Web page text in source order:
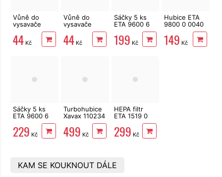
Vůně do
vysavače
Levandule 3
x 10 g
44 Kč
Vůně do
vysavače
Vanilka 3 x 10
g
44Kč
Sáčky 5 ks
ETA 9600 6
8010 eBag
Hygienic +
mikrofiltr
199 Kč
Hubice ETA
9800 0 0040
štěrbinová 60
cm
149 Kč
Sáčky 5 ks
ETA 9600 6
8020 eBag
Antibacterial
+ mikrofiltr
229 Kč
Turbohubice
Xavax 110234
universální
499 Kč
HEPA filtr
ETA 1519 0
299 Kč
KAM SE KOUKNOUT DÁLE